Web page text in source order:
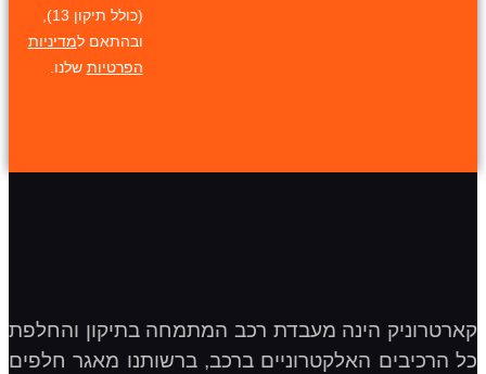
(כולל תיקון 13),
ובהתאם למדיניות
הפרטיות שלנו.
קארטרוניק הינה מעבדת רכב המתמחה בתיקון והחלפת
כל הרכיבים האלקטרוניים ברכב, ברשותנו מאגר חלפים